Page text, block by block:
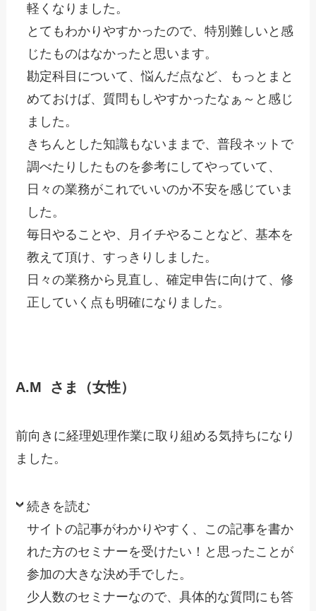
軽くなりました。
とてもわかりやすかったので、特別難しいと感
じたものはなかった と思います。
勘定科目について、悩んだ点など、もっとまと
めておけば、質問も しやすかったなぁ～と感じ
ました。
きちんとした知識もないままで、普段ネットで
調べたりしたものを参考にしてやっていて、
日々の業務がこれでいいのか不安を感じていま
した。
毎日やることや、月イチやることなど、基本を
教えて頂け、すっき りしました。
日々の業務から見直し、確定申告に向けて、修
正していく点も明確になりました。
A.M さま（女性）
前向きに経理処理作業に取り組める気持ちになり
ました。
続きを読む
サイトの記事がわかりやすく、この記事を書か
れた方のセミナーを受けたい！と思ったことが
参加の大きな決め手でした。
少人数のセミナーなので、具体的な質問にも答